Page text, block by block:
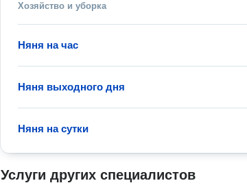
Хозяйство и уборка
Няня на час
Няня выходного дня
Няня на сутки
Услуги других специалистов